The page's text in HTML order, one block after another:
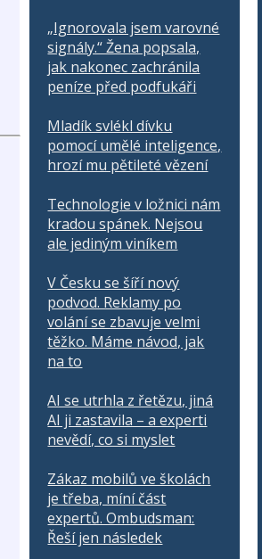
„Ignorovala jsem varovné
signály.“ Žena popsala,
jak nakonec zachránila
peníze před podfukáři
Mladík svlékl dívku
pomocí umělé inteligence,
hrozí mu pětileté vězení
Technologie v ložnici nám
kradou spánek. Nejsou
ale jediným viníkem
V Česku se šíří nový
podvod. Reklamy po
volání se zbavuje velmi
těžko. Máme návod, jak
na to
AI se utrhla z řetězu, jiná
AI ji zastavila – a experti
nevědí, co si myslet
Zákaz mobilů ve školách
je třeba, míní část
expertů. Ombudsman:
Řeší jen následek